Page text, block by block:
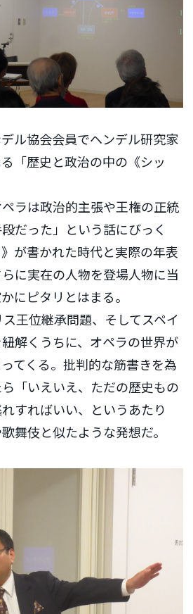
ル協会会員でヘンデル研究家
「歴史と政治の中の《シッ
ラは政治的主張や王権の正統
だった」という話にびっく
が書かれた時代と実際の年表
に実在の人物を登場人物に当
にピタリとはまる。
王位継承問題、そしてスペイ
解くうちに、オペラの世界が
てくる。批判的な筋書きを為
「いえいえ、ただの歴史もの
すればいい、というあたり
舞伎と似たような発想だ。